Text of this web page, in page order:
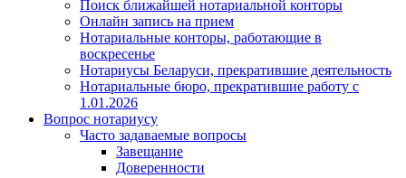
Поиск ближайшей нотариальной конторы
Онлайн запись на прием
Нотариальные конторы, работающие в
воскресенье
Нотариусы Беларуси, прекратившие деятельность
Нотариальные бюро, прекратившие работу с
1.01.2026
Вопрос нотариусу
Часто задаваемые вопросы
Завещание
Доверенности